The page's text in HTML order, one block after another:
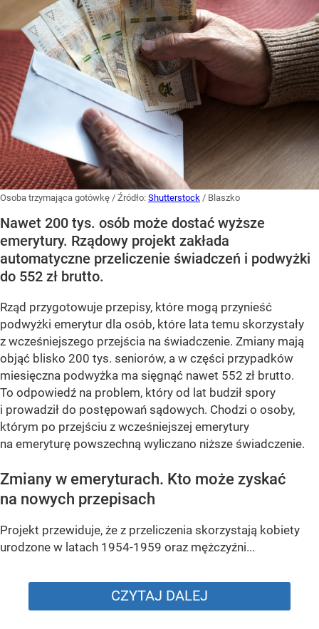
Osoba trzymająca gotówkę / Źródło: Shutterstock / Blaszko
Nawet 200 tys. osób może dostać wyższe
emerytury. Rządowy projekt zakłada
automatyczne przeliczenie świadczeń i podwyżki
do 552 zł brutto.
Rząd przygotowuje przepisy, które mogą przynieść
podwyżki emerytur dla osób, które lata temu skorzystały
z wcześniejszego przejścia na świadczenie. Zmiany mają
objąć blisko 200 tys. seniorów, a w części przypadków
miesięczna podwyżka ma sięgnąć nawet 552 zł brutto.
To odpowiedź na problem, który od lat budził spory
i prowadził do postępowań sądowych. Chodzi o osoby,
którym po przejściu z wcześniejszej emerytury
na emeryturę powszechną wyliczano niższe świadczenie.
Zmiany w emeryturach. Kto może zyskać
na nowych przepisach
Projekt przewiduje, że z przeliczenia skorzystają kobiety
urodzone w latach 1954-1959 oraz mężczyźni...
CZYTAJ DALEJ